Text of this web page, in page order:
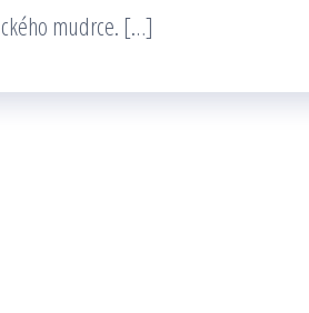
mudrce. […]